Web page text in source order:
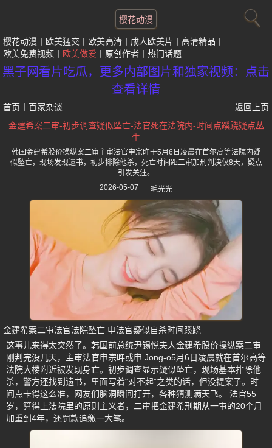
樱花动漫
樱花动漫 欧美猛交 欧美高清 成人欧美片
高清精品
欧美免费视频
欧美做爱 原创作者 热门话题
黑子网看片吃瓜，更多内部图片和独家视频：点击
查看详情
首页 百家杂谈
返回上页
金建希案二审-初步调查疑似坠亡-法官死在法院内-时间点蹊跷疑点丛
生
韩国金建希股价操纵案二审主审法官申宗旿于5月6日凌晨在首尔高等法院内疑
似坠亡，现场发现遗书，初步排除他杀，死亡时间距二审加刑判决仅8天，疑点
引发关注。
2026-05-07
毛光光
金建希案二审法官法院坠亡 申法官疑似自杀时间蹊跷
这事儿来得太突然了。韩国前总统尹锡悦夫人金建希股价操纵案二审
刚判完没几天，主审法官申宗旿或申 Jong-o5月6日凌晨就在首尔高等
法院大楼附近被发现身亡。初步调查显示疑似坠亡，现场基本排除他
杀，警方还找到遗书，里面写着“对不起”之类的话，但没提案子。时
间点卡得这么准，网友们脑洞瞬间打开，各种猜测满天飞。 法官55
岁，算得上法院里的原则主义者，二审把金建希刑期从一审的20个月
加重到4年，还罚款追缴一大笔。